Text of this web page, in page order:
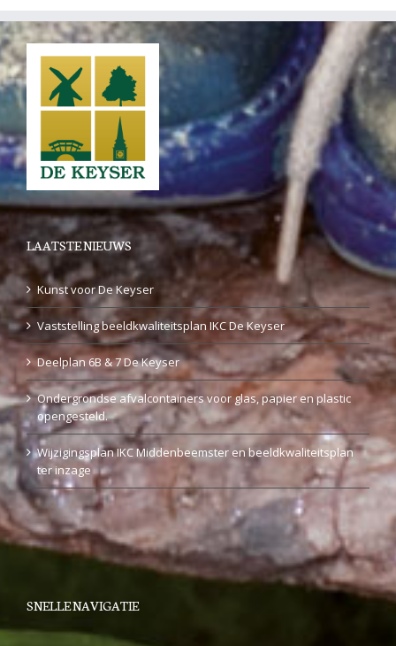
LAATSTE NIEUWS
Kunst voor De Keyser
Vaststelling beeldkwaliteitsplan IKC De Keyser
Deelplan 6B & 7 De Keyser
Ondergrondse afvalcontainers voor glas, papier en plastic
opengesteld.
Wijzigingsplan IKC Middenbeemster en beeldkwaliteitsplan
ter inzage
SNELLE NAVIGATIE